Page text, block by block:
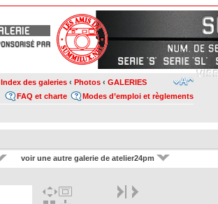
Index des galeries ‹ Photos ‹ GALERIES
Modes d’emploi et règlements
FAQ et charte
voir une autre galerie de atelier24pm